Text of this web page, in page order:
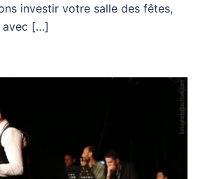
investir votre salle des fêtes,
avec […]